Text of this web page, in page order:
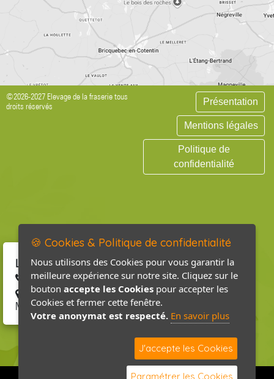
©2026-2027 Elevage de la fraserie tous
droits réservés
La Fraserie
02 33 41 93 85
46 route de la Fraserie 50260 ST
MARTIN LE HEBERT
Présentation
Mentions légales
Politique de
confidentialité
🍪 Cookies & Politique de confidentialité
Nous utilisons des Cookies pour vous garantir la
meilleure expérience sur notre site. Cliquez sur le
bouton accepte les Cookies pour accepter les
Cookies et fermer cette fenêtre.
Votre anonymat est respecté. En savoir plus
J'accepte les Cookies
Paramétrer les Cookies